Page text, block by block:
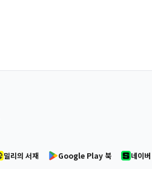
밀리의 서재 Google Play 북 네이